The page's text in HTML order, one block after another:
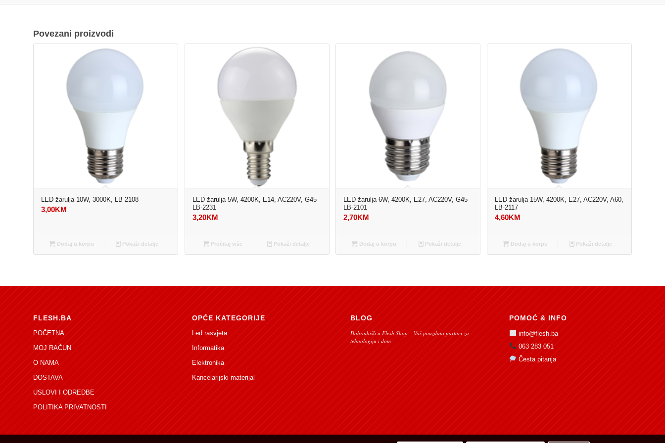
Povezani proizvodi
LED žarulja 10W, 3000K, LB-2108
3,00KM
Dodaj u korpu Pokaži detalje
LED žarulja 5W, 4200K, E14, AC220V, G45
LB-2231
3,20KM
Pročitaj više Pokaži detalje
LED žarulja 6W, 4200K, E27, AC220V, G45
LB-2101
2,70KM
Dodaj u korpu Pokaži detalje
LED žarulja 15W, 4200K, E27, AC220V, A60,
LB-2117
4,60KM
Dodaj u korpu Pokaži detalje
FLESH.BA
POČETNA
MOJ RAČUN
O NAMA
DOSTAVA
USLOVI I ODREDBE
POLITIKA PRIVATNOSTI
OPĆE KATEGORIJE
Led rasvjeta
Informatika
Elektronika
Kancelarijski materijal
BLOG
Dobrodošli u Flesh Shop – Vaš pouzdani partner za
tehnologiju i dom
POMOĆ & INFO
info@flesh.ba
063 283 051
Česta pitanja